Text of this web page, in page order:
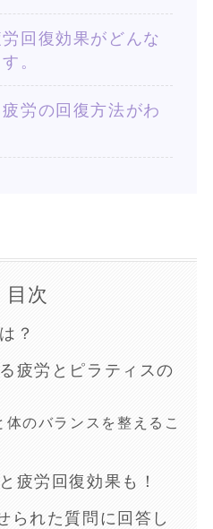
回復効果がどんな
。
労の回復方法がわ
目次
？
疲労とピラティスの
体のバランスを整えるこ
疲労回復効果も！
られた質問に回答し